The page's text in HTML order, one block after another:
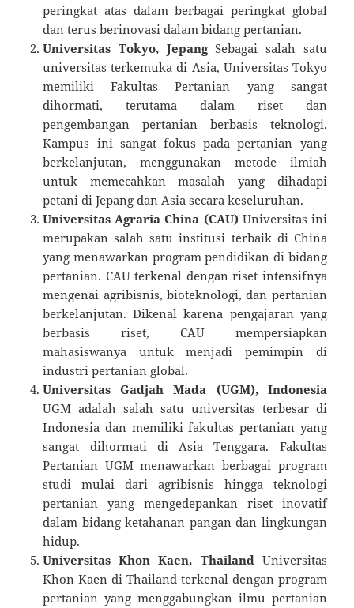
peringkat atas dalam berbagai peringkat global
dan terus berinovasi dalam bidang pertanian.
Universitas Tokyo, JepangSebagai salah satu
universitas terkemuka di Asia, Universitas Tokyo
memiliki Fakultas Pertanian yang sangat
dihormati, terutama dalam riset dan
pengembangan pertanian berbasis teknologi.
Kampus ini sangat fokus pada pertanian yang
berkelanjutan, menggunakan metode ilmiah
untuk memecahkan masalah yang dihadapi
petani di Jepang dan Asia secara keseluruhan.
Universitas Agraria China (CAU)Universitas ini
merupakan salah satu institusi terbaik di China
yang menawarkan program pendidikan di bidang
pertanian. CAU terkenal dengan riset intensifnya
mengenai agribisnis, bioteknologi, dan pertanian
berkelanjutan. Dikenal karena pengajaran yang
berbasis riset, CAU mempersiapkan
mahasiswanya untuk menjadi pemimpin di
industri pertanian global.
Universitas Gadjah Mada (UGM), Indonesia
UGM adalah salah satu universitas terbesar di
Indonesia dan memiliki fakultas pertanian yang
sangat dihormati di Asia Tenggara. Fakultas
Pertanian UGM menawarkan berbagai program
studi mulai dari agribisnis hingga teknologi
pertanian yang mengedepankan riset inovatif
dalam bidang ketahanan pangan dan lingkungan
hidup.
Universitas Khon Kaen, ThailandUniversitas
Khon Kaen di Thailand terkenal dengan program
pertanian yang menggabungkan ilmu pertanian